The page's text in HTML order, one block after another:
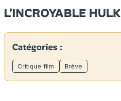
L’INCROYABLE HULK
Catégories :
Critique film Brève